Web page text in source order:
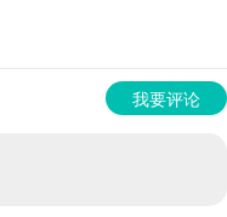
我要评论